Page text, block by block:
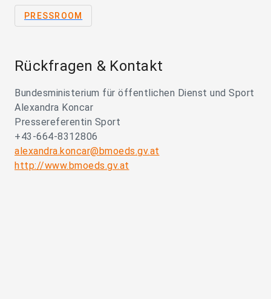
PRESSROOM
Rückfragen & Kontakt
Bundesministerium für öffentlichen Dienst und Sport
Alexandra Koncar
Pressereferentin Sport
+43-664-8312806
alexandra.koncar@bmoeds.gv.at
http://www.bmoeds.gv.at